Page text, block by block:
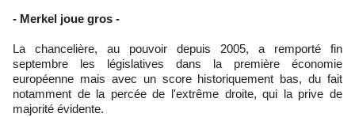
- Merkel joue gros -
La chancelière, au pouvoir depuis 2005, a remporté fin
septembre les législatives dans la première économie
européenne mais avec un score historiquement bas, du fait
notamment de la percée de l'extrême droite, qui la prive de
majorité évidente.